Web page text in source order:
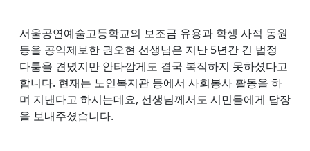
서울공연예술고등학교의 보조금 유용과 학생 사적 동원
등을 공익제보한 권오현 선생님은 지난 5년간 긴 법정
다툼을 견뎠지만 안타깝게도 결국 복직하지 못하셨다고
합니다. 현재는 노인복지관 등에서 사회봉사 활동을 하
며 지낸다고 하시는데요, 선생님께서도 시민들에게 답장
을 보내주셨습니다.